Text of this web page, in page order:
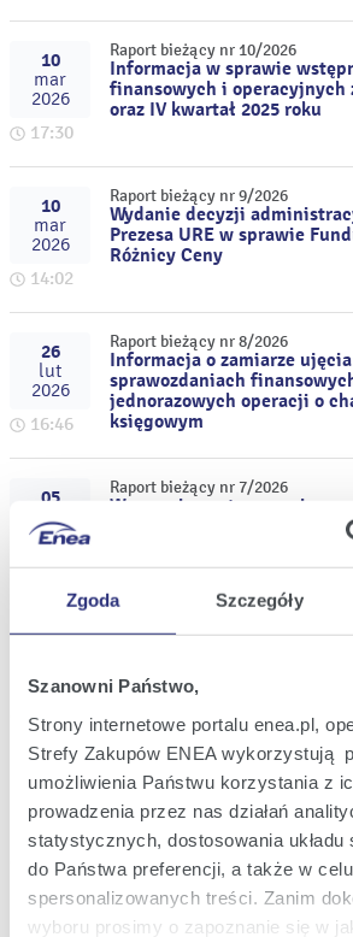
Zgoda Szczegóły
Szanowni Państwo,
Strony internetowe portalu enea.pl,
Strefy Zakupów ENEA wykorzystują
umożliwienia Państwu korzystania z
prowadzenia przez nas działań
statystycznych, dostosowania układu
do Państwa preferencji, a także w
spersonalizowanych treści. Zanim
wyboru prosimy o zapoznanie się w
10
mar
2026
17:30
Raport bieżący nr 10/2026
Informacja w sprawie
finansowych i operacyjnych
oraz IV kwartał 2025 roku
10
mar
2026
14:02
Raport bieżący nr 9/2026
Wydanie decyzji
Prezesa URE w sprawie
Różnicy Ceny
26
lut
2026
16:46
Raport bieżący nr 8/2026
Informacja o zamiarze
sprawozdaniach
jednorazowych operacji o
księgowym
05
lut
2026
20:32
Raport bieżący nr 7/2026
Wszczęcie postępowania
administracyjnego przez
sprawie Funduszu Wypłaty
13
2026
13:48
Raport bieżący nr 6/2026
okresowych w 2026 roku
12
sty
2026
15:01
Raport bieżący nr 5/2026
Wykaz akcjonariuszy
najmniej 5% liczby głosów
Nadzwyczajnym Walnym
Enea S.A.
Raport bieżący nr 4/2026